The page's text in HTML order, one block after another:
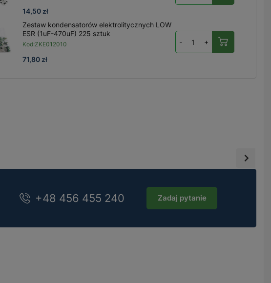
14,50 zł
Zestaw kondensatorów elektrolitycznych LOW
ESR (1uF-470uF) 225 sztuk
Kod:ZKE012010
71,80 zł
- +
+48 456 455 240 Zadaj pytanie